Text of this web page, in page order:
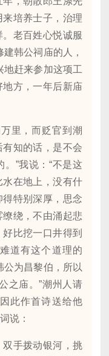
培养士子，治理
老百姓心悦诚服
韩公祠庙的人，
地赶来参加这项工
方，一年后新庙
里，而贬官到潮
知的话，是不会
”我说：“不是这
在地上，没有什
特别深厚，思念
绕，不由涌起悲
比挖一口井得到
道有这个道理的
公为昌黎伯，所以
之庙。”潮州人请
此作首诗送给他
说：
手拨动银河，挑